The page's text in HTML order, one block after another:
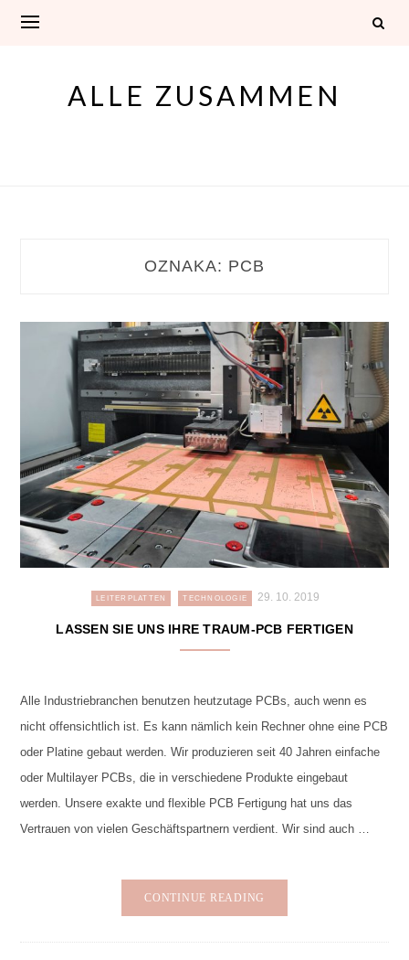
ALLE ZUSAMMEN
OZNAKA: PCB
LEITERPLATTEN TECHNOLOGIE 29. 10. 2019
LASSEN SIE UNS IHRE TRAUM-PCB FERTIGEN
Alle Industriebranchen benutzen heutzutage PCBs, auch wenn es
nicht offensichtlich ist. Es kann nämlich kein Rechner ohne eine PCB
oder Platine gebaut werden. Wir produzieren seit 40 Jahren einfache
oder Multilayer PCBs, die in verschiedene Produkte eingebaut
werden. Unsere exakte und flexible PCB Fertigung hat uns das
Vertrauen von vielen Geschäftspartnern verdient. Wir sind auch …
CONTINUE READING